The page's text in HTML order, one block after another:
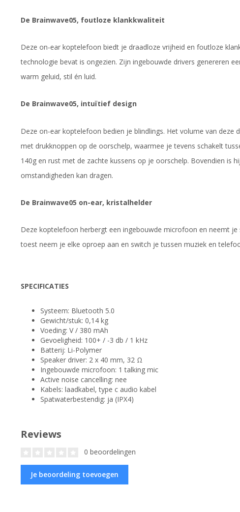
De Brainwave05, foutloze klankkwaliteit
Deze on-ear koptelefoon biedt je draadloze vrijheid en foutloze
technologie bevat is ongezien. Zijn ingebouwde drivers genereren
warm geluid, stil én luid.
De Brainwave05, intuïtief design
Deze on-ear koptelefoon bedien je blindlings. Het volume van deze
met drukknoppen op de oorschelp, waarmee je tevens schakelt
140g en rust met de zachte kussens op je oorschelp. Bovendien is
omstandigheden kan dragen.
De Brainwave05 on-ear, kristalhelder
Deze koptelefoon herbergt een ingebouwde microfoon en neemt
toest neem je elke oproep aan en switch je tussen muziek en
SPECIFICATIES
Systeem: Bluetooth 5.0
Gewicht/stuk: 0,14 kg
Voeding: V / 380 mAh
Gevoeligheid: 100+ / -3 db / 1 kHz
Batterij: Li-Polymer
Speaker driver: 2 x 40 mm, 32 Ω
Ingebouwde microfoon: 1 talking mic
Active noise cancelling: nee
Kabels: laadkabel, type c audio kabel
Spatwaterbestendig: ja (IPX4)
Reviews
0 beoordelingen
Je beoordeling toevoegen